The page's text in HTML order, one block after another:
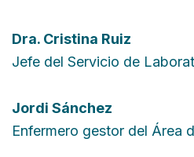
Dra. Cristina Ruiz
Jefe del Servicio de
Jordi Sánchez
Enfermero gestor del Área